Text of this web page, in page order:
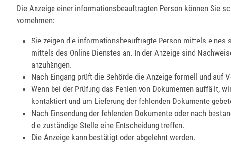
Die Anzeige einer informationsbeauftragten Person können Sie
vornehmen:
Sie zeigen die informationsbeauftragte Person mittels eines
mittels des Online Dienstes an. In der Anzeige sind
anzuhängen.
Nach Eingang prüft die Behörde die Anzeige formell und auf
Wenn bei der Prüfung das Fehlen von Dokumenten auffällt,
kontaktiert und um Lieferung der fehlenden Dokumente
Nach Einsendung der fehlenden Dokumente oder nach
die zuständige Stelle eine Entscheidung treffen.
Die Anzeige kann bestätigt oder abgelehnt werden.